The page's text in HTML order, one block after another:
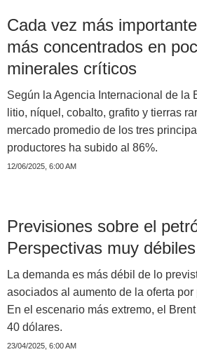
Cada vez más
más concentrados en
minerales críticos
Según la Agencia Internacional de la
litio, níquel, cobalto, grafito y tierras
mercado promedio de los tres
productores ha subido al 86%.
12/06/2025, 6:00 AM
Previsiones sobre el
Perspectivas muy débiles
La demanda es más débil de lo
asociados al aumento de la oferta por
En el escenario más extremo, el
40 dólares.
23/04/2025, 6:00 AM